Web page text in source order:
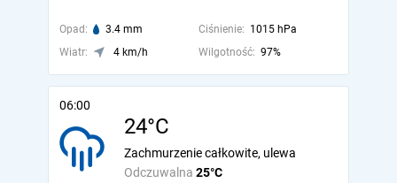
Opad: 3.4 mm Ciśnienie: 1015 hPa
Wiatr:
4 km/h Wilgotność: 97%
06:00
24°C
Odczuwalna 25°C
Zachmurzenie całkowite, ulewa